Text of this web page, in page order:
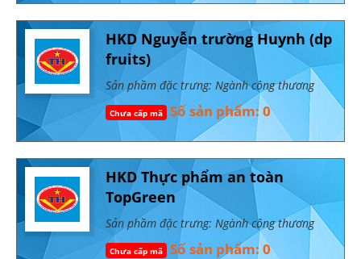
HKD Nguyễn trường Huynh (dp
fruits)
Sản phầm đặc trưng: Ngành công thương
Chưa cấp mã Số sản phẩm: 0
HKD Thực phẩm an toàn
TopGreen
Sản phầm đặc trưng: Ngành công thương
Chưa cấp mã Số sản phẩm: 0